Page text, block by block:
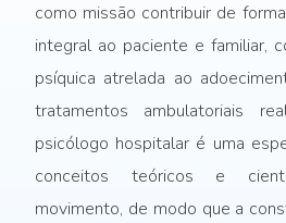
como missão contribuir de
integral ao paciente e familiar,
psíquica atrelada ao
tratamentos ambulatoriais
psicólogo hospitalar é uma
conceitos teóricos e
movimento, de modo que a